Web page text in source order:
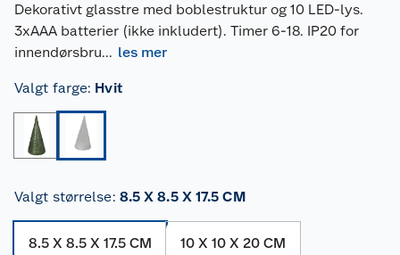
Dekorativt glasstre med boblestruktur og 10 LED-lys.
3xAAA batterier (ikke inkludert). Timer 6-18. IP20 for
innendørsbru... les mer
Valgt farge: Hvit
Valgt størrelse: 8.5 X 8.5 X 17.5 CM
8.5 X 8.5 X 17.5 CM 10 X 10 X 20 CM